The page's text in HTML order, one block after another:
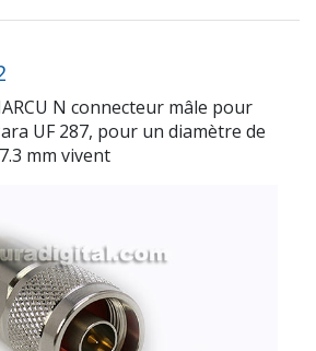
N connecteur mâle pour
UF 287, pour un diamètre de
mm vivent